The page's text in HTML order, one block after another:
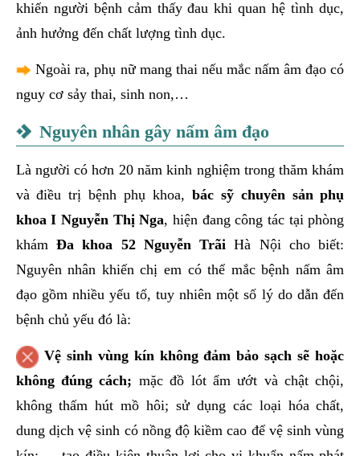
khiến người bệnh cảm thấy đau khi quan hệ tình dục,
ảnh hưởng đến chất lượng tình dục.
Ngoài ra, phụ nữ mang thai nếu mắc nấm âm đạo có
nguy cơ sảy thai, sinh non,…
Nguyên nhân gây nấm âm đạo
Là người có hơn 20 năm kinh nghiệm trong thăm khám
và điều trị bệnh phụ khoa, bác sỹ chuyên sản phụ
khoa I Nguyễn Thị Nga, hiện đang công tác tại phòng
khám Đa khoa 52 Nguyễn Trãi Hà Nội cho biết:
Nguyên nhân khiến chị em có thể mắc bệnh nấm âm
đạo gồm nhiều yếu tố, tuy nhiên một số lý do dẫn đến
bệnh chủ yếu đó là:
Vệ sinh vùng kín không đảm bảo sạch sẽ hoặc
không đúng cách; mặc đồ lót ẩm ướt và chật chội,
không thấm hút mồ hôi; sử dụng các loại hóa chất,
dung dịch vệ sinh có nồng độ kiềm cao để vệ sinh vùng